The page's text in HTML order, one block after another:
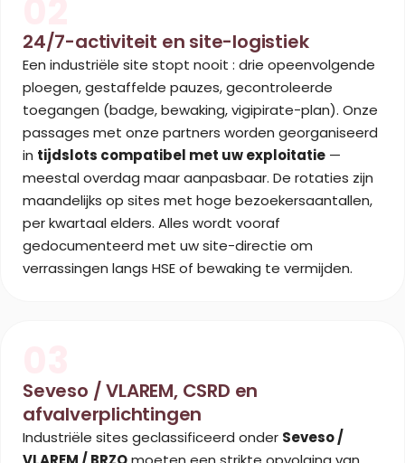
24/7-activiteit en site-logistiek
Een industriële site stopt nooit : drie opeenvolgende
ploegen, gestaffelde pauzes, gecontroleerde
toegangen (badge, bewaking, vigipirate-plan). Onze
passages met onze partners worden georganiseerd
in tijdslots compatibel met uw exploitatie —
meestal overdag maar aanpasbaar. De rotaties zijn
maandelijks op sites met hoge bezoekersaantallen,
per kwartaal elders. Alles wordt vooraf
gedocumenteerd met uw site-directie om
verrassingen langs HSE of bewaking te vermijden.
Seveso / VLAREM, CSRD en
afvalverplichtingen
Industriële sites geclassificeerd onder Seveso /